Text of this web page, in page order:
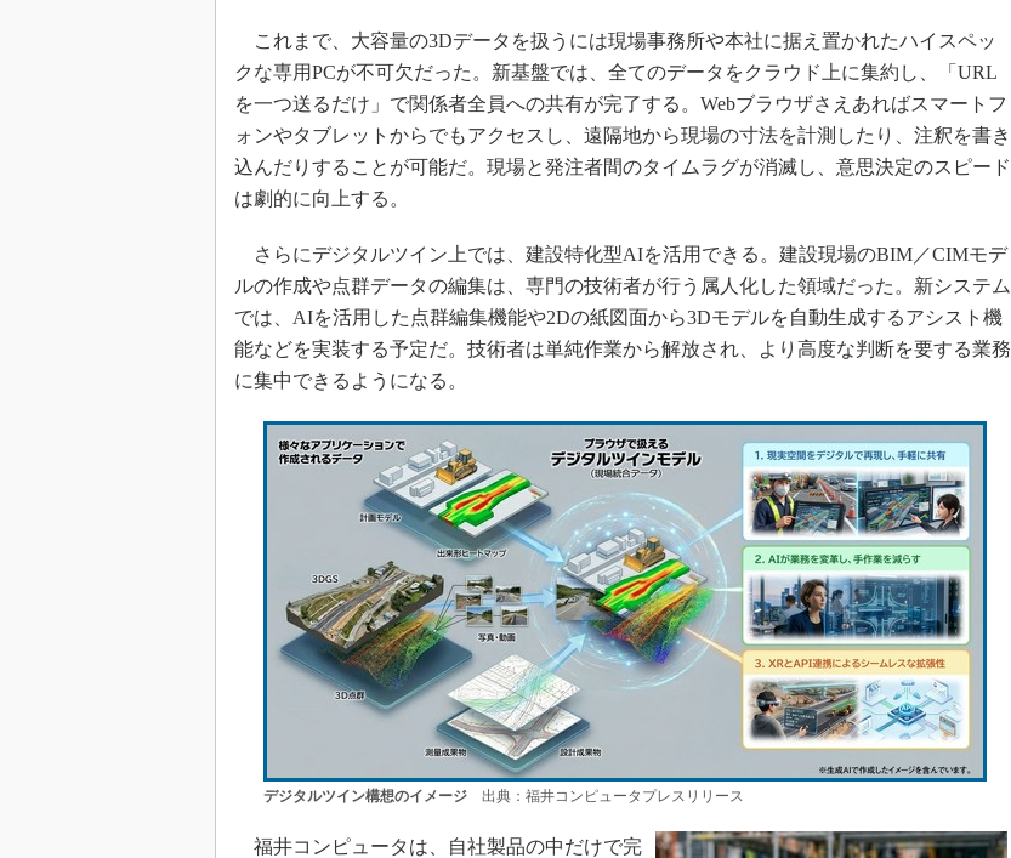
これまで、大容量の3Dデータを扱うには現場事務所や本社に据え置かれたハイスペッ
クな専用PCが不可欠だった。新基盤では、全てのデータをクラウド上に集約し、「URL
を一つ送るだけ」で関係者全員への共有が完了する。Webブラウザさえあればスマートフ
ォンやタブレットからでもアクセスし、遠隔地から現場の寸法を計測したり、注釈を書き
込んだりすることが可能だ。現場と発注者間のタイムラグが消滅し、意思決定のスピード
は劇的に向上する。
さらにデジタルツイン上では、建設特化型AIを活用できる。建設現場のBIM／CIMモデ
ルの作成や点群データの編集は、専門の技術者が行う属人化した領域だった。新システム
では、AIを活用した点群編集機能や2Dの紙図面から3Dモデルを自動生成するアシスト機
能などを実装する予定だ。技術者は単純作業から解放され、より高度な判断を要する業務
に集中できるようになる。
デジタルツイン構想のイメージ出典：福井コンピュータプレスリリース
福井コンピュータは、自社製品の中だけで完